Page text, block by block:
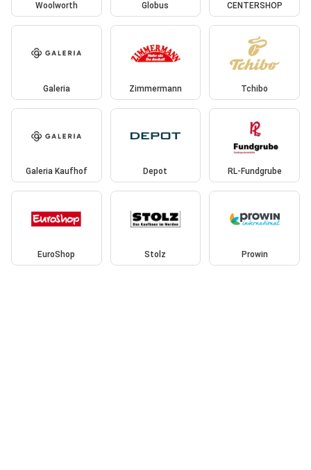
Woolworth Globus CENTERSHOP
Galeria Zimmermann Tchibo
Galeria Kaufhof Depot RL-Fundgrube
EuroShop Stolz Prowin